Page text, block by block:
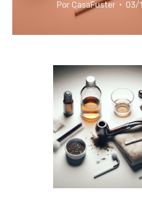
Por CasaFuster 03/